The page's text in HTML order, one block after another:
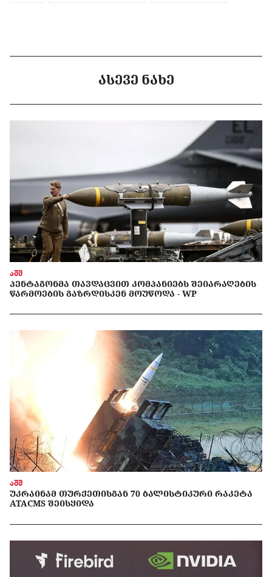
ᲐᲡᲔᲕᲔ ᲜᲐᲮᲔ
აშშ
ᲞᲔᲜᲢᲐᲒᲝᲜᲛᲐ ᲗᲐᲕᲓᲐᲪᲕᲘᲗ ᲙᲝᲛᲞᲐᲜᲘᲔᲑᲡ ᲨᲔᲘᲐᲠᲐᲦᲔᲑᲘᲡ
ᲬᲐᲠᲛᲝᲔᲑᲘᲡ ᲒᲐᲖᲠᲓᲘᲡᲙᲔᲜ ᲛᲝᲣᲬᲝᲓᲐ - WP
აშშ
ᲣᲙᲠᲐᲘᲜᲐᲛ ᲗᲣᲠᲥᲔᲗᲘᲡᲒᲐᲜ 70 ᲑᲐᲚᲘᲡᲢᲘᲙᲣᲠᲘ ᲠᲐᲙᲔᲢᲐ
ATACMS ᲨᲔᲘᲡᲧᲘᲓᲐ